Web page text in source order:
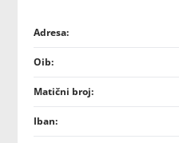
Adresa:
Oib:
Matični broj:
Iban: